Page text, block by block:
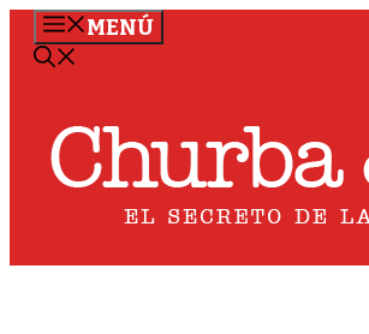
Saltar
MENÚ